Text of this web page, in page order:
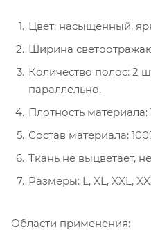
Цвет: насыщенный,
Ширина
Количество полос: 2
параллельно.
Плотность материала:
Состав материала:
Ткань не выцветает,
Размеры: L, XL, XXL,
Области применения: